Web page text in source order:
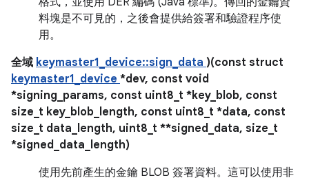
料塊是不可見的，之後會提供給簽署和驗證程序使
用。
全域 keymaster1_device::sign_data )(const struct
keymaster1_device *dev, const void
*signing_params, const uint8_t *key_blob, const
size_t key_blob_length, const uint8_t *data, const
size_t data_length, uint8_t **signed_data, size_t
*signed_data_length)
使用先前產生的金鑰 BLOB 簽署資料。這可以使用非